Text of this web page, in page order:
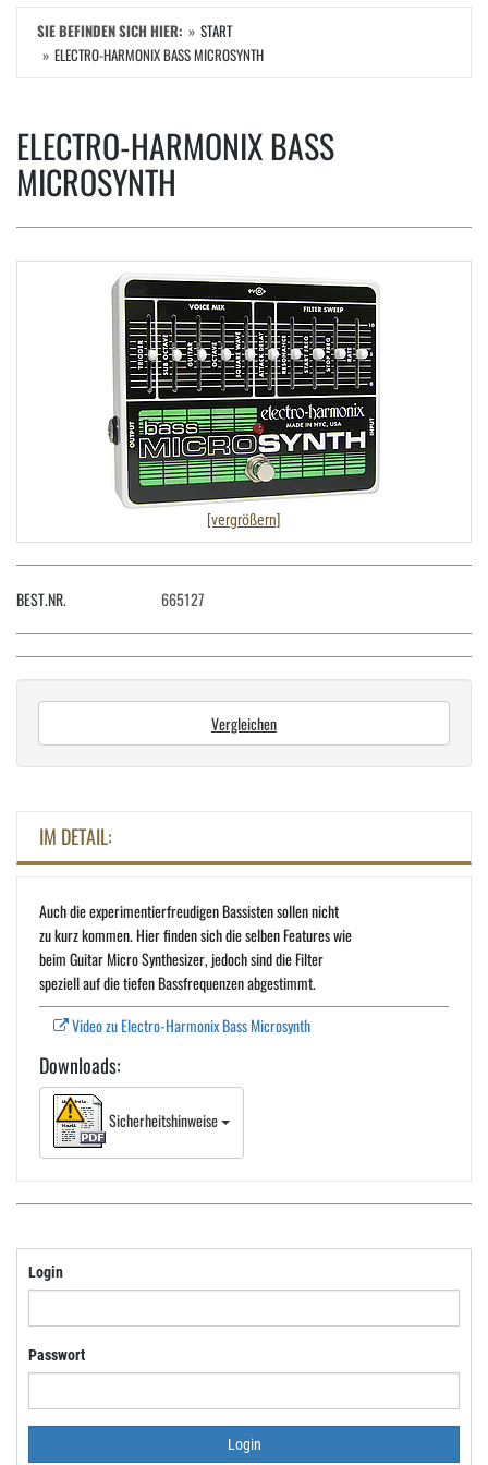
SIE BEFINDEN SICH HIER:
START
ELECTRO-HARMONIX BASS MICROSYNTH
ELECTRO-HARMONIX BASS
MICROSYNTH
[vergrößern]
BEST.NR. 665127
Vergleichen
IM DETAIL:
Auch die experimentierfreudigen Bassisten sollen nicht
zu kurz kommen. Hier finden sich die selben Features wie
beim Guitar Micro Synthesizer, jedoch sind die Filter
speziell auf die tiefen Bassfrequenzen abgestimmt.
Video zu Electro-Harmonix Bass Microsynth
Downloads:
Sicherheitshinweise
Login
Passwort